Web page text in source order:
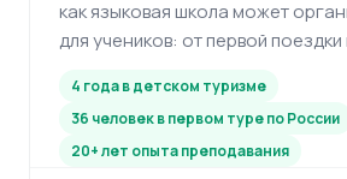
как языковая школа может
для учеников: от первой
тысяч на ребёнка.
4 года в детском туризме
36 человек в первом туре по России
20+ лет опыта преподавания